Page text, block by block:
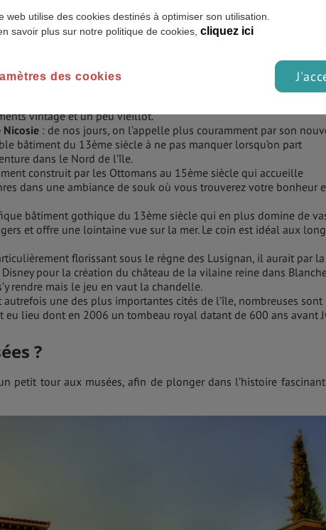
Renseignez-vous sur leurs conditions qui peuvent changer
piétons).
: il suffit de traverser la fameuse ligne verte pour pénétrer dans
une toute autre ambiance de petites ruelles, cafés, stands de
vintage et un peu vieillot.
Nicosie : de nos jours, on l’appelle plus couramment par son
bâtiment du 13ème siècle à ne pas manquer lorsqu’on part
dans le Nord de l’île.
construit par les Ottomans au 15ème siècle qui accueille
dans une ambiance de souk où vous trouverez votre bonheur
bâtiment gothique du 13ème siècle qui en plus domine de
et offre une lointaine vue sur la mer. Le coin est idéal aux
florissant sous le règne des Lusignan, il aurait par la
pour la création du château de la vilaine reine dans
rendre mais le jeu en vaut la chandelle.
autrefois une des plus importantes cités de l’île, nombreuses sont
eu lieu dont en 2006 un tombeau royal datant de 600 ans avant
?
petit tour aux musées, afin de plonger dans l’histoire
web utilise des cookies destinés à optimiser son utilisation.
savoir plus sur notre politique de cookies, cliquez ici
des cookies